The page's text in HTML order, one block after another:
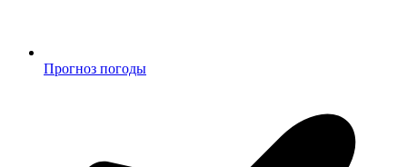
Прогноз погоды